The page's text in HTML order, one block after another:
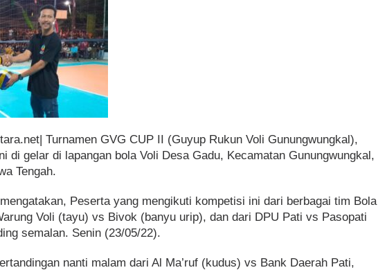
Turnamen GVG CUP II (Guyup Rukun Voli Gunungwungkal),
di gelar di lapangan bola Voli Desa Gadu, Kecamatan Gunungwungkal,
Tengah.
Peserta yang mengikuti kompetisi ini dari berbagai tim Bola
Voli (tayu) vs Bivok (banyu urip), dan dari DPU Pati vs Pasopati
semalan. Senin (23/05/22).
nanti malam dari Al Ma’ruf (kudus) vs Bank Daerah Pati,